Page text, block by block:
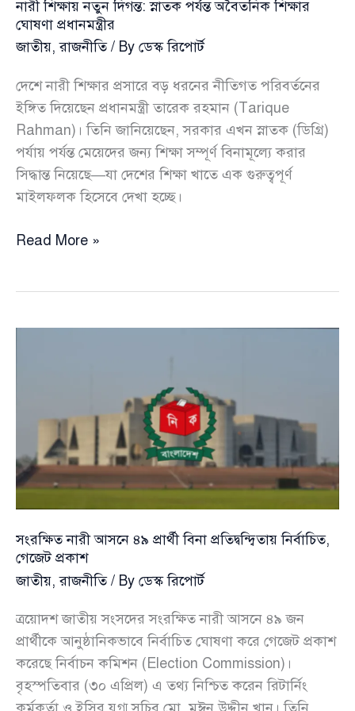
নারী শিক্ষায় নতুন দিগন্ত: স্নাতক পর্যন্ত অবৈতনিক শিক্ষার
ঘোষণা প্রধানমন্ত্রীর
জাতীয়,রাজনীতি/ By ডেস্ক রিপোর্ট
দেশে নারী শিক্ষার প্রসারে বড় ধরনের নীতিগত পরিবর্তনের
ইঙ্গিত দিয়েছেন প্রধানমন্ত্রী তারেক রহমান (Tarique
Rahman)। তিনি জানিয়েছেন, সরকার এখন স্নাতক (ডিগ্রি)
পর্যায় পর্যন্ত মেয়েদের জন্য শিক্ষা সম্পূর্ণ বিনামূল্যে করার
সিদ্ধান্ত নিয়েছে—যা দেশের শিক্ষা খাতে এক গুরুত্বপূর্ণ
মাইলফলক হিসেবে দেখা হচ্ছে।
নারী
স্নাতক
ঘোষণা
প্রধানমন্ত্রীর
Read More »
সংরক্ষিত নারী আসনে ৪৯ প্রার্থী বিনা প্রতিদ্বন্দ্বিতায় নির্বাচিত,
গেজেট প্রকাশ
জাতীয়,রাজনীতি/ By ডেস্ক রিপোর্ট
ত্রয়োদশ জাতীয় সংসদের সংরক্ষিত নারী আসনে ৪৯ জন
প্রার্থীকে আনুষ্ঠানিকভাবে নির্বাচিত ঘোষণা করে গেজেট প্রকাশ
করেছে নির্বাচন কমিশন (Election Commission)।
বৃহস্পতিবার (৩০ এপ্রিল) এ তথ্য নিশ্চিত করেন রিটার্নিং